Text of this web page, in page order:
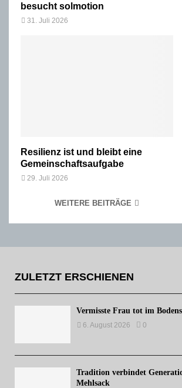
besucht solmotion
31. Juli 2026
Resilienz ist und bleibt eine
Gemeinschaftsaufgabe
29. Juli 2026
WEITERE BEITRÄGE
ZULETZT ERSCHIENEN
Vermisste Frau tot im
6. August 2026 0
Tradition verbindet
Mehlsack